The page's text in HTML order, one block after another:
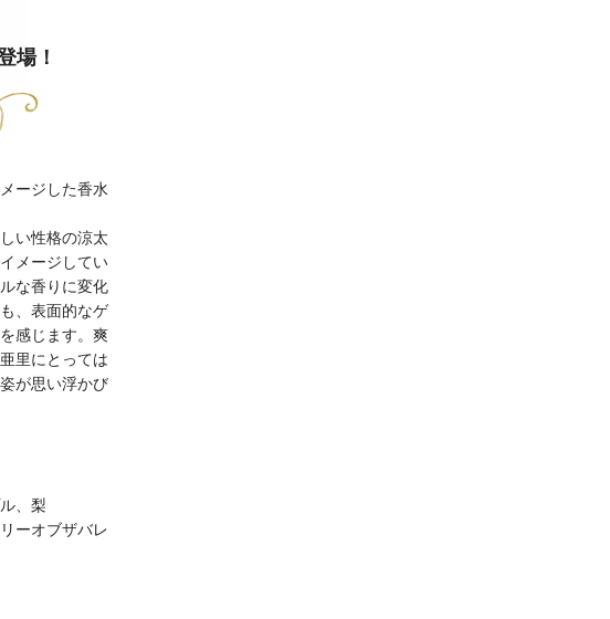
場！
ージした香水
い性格の涼太
メージしてい
な香りに変化
、表面的なゲ
感じます。爽
里にとっては
が思い浮かび
、梨
ーオブザバレ